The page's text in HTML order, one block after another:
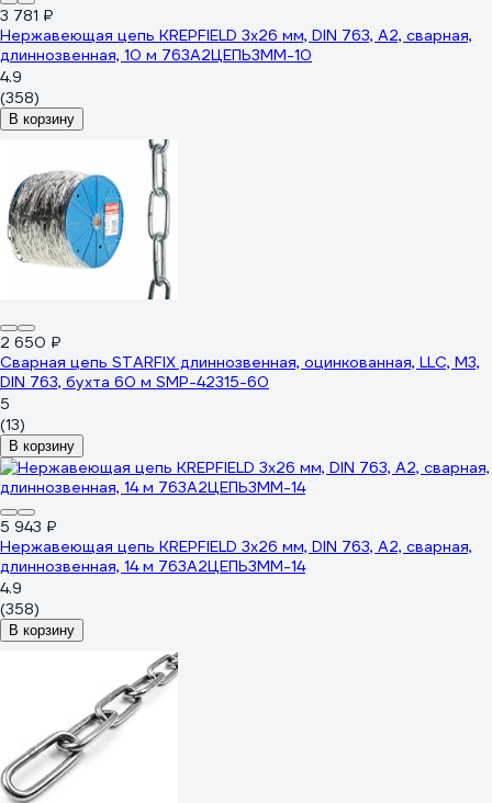
3 781 ₽
Нержавеющая цепь KREPFIELD 3x26 мм, DIN 763, А2, сварная,
длиннозвенная, 10 м 763А2ЦЕПЬ3ММ-10
4.9
(358)
В корзину
2 650 ₽
Сварная цепь STARFIX длиннозвенная, оцинкованная, LLC, М3,
DIN 763, бухта 60 м SMP-42315-60
5
(13)
В корзину
5 943 ₽
Нержавеющая цепь KREPFIELD 3x26 мм, DIN 763, А2, сварная,
длиннозвенная, 14 м 763А2ЦЕПЬ3ММ-14
4.9
(358)
В корзину